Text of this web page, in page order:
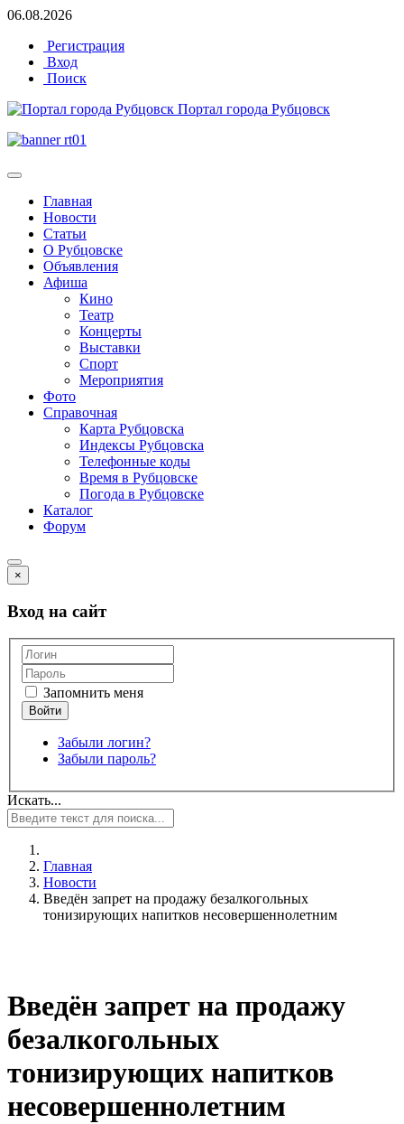
06.08.2026
Регистрация
Вход
Поиск
Портал города Рубцовск
Главная
Новости
Статьи
О Рубцовске
Объявления
Афиша
Кино
Театр
Концерты
Выставки
Спорт
Мероприятия
Фото
Справочная
Карта Рубцовска
Индексы Рубцовска
Телефонные коды
Время в Рубцовске
Погода в Рубцовске
Каталог
Форум
×
Вход на сайт
Запомнить меня
Забыли логин?
Забыли пароль?
Искать...
Главная
Новости
Введён запрет на продажу безалкогольных
тонизирующих напитков несовершеннолетним
Введён запрет на продажу
безалкогольных
тонизирующих напитков
несовершеннолетним